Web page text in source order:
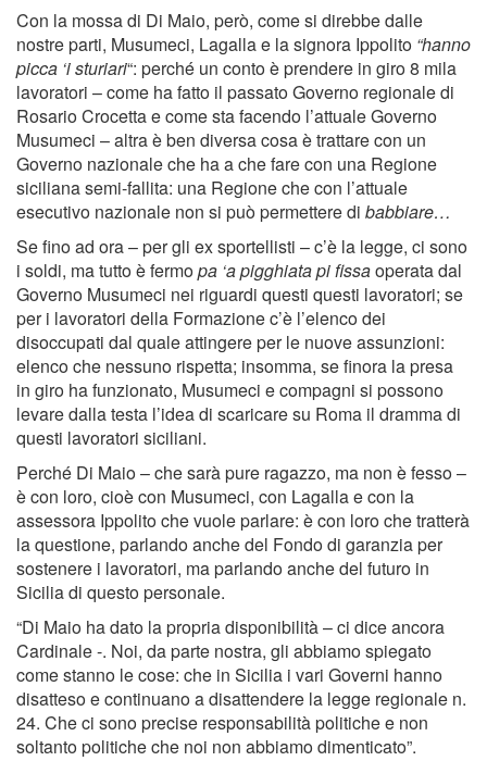
Con la mossa di Di Maio, però, come si direbbe dalle
nostre parti, Musumeci, Lagalla e la signora Ippolito “hanno
picca ‘i sturiari“: perché un conto è prendere in giro 8 mila
lavoratori – come ha fatto il passato Governo regionale di
Rosario Crocetta e come sta facendo l’attuale Governo
Musumeci – altra è ben diversa cosa è trattare con un
Governo nazionale che ha a che fare con una Regione
siciliana semi-fallita: una Regione che con l’attuale
esecutivo nazionale non si può permettere di babbiare…
Se fino ad ora – per gli ex sportellisti – c’è la legge, ci sono
i soldi, ma tutto è fermopa ‘a pigghiata pi fissaoperata dal
Governo Musumeci nei riguardi questi questi lavoratori; se
per i lavoratori della Formazione c’è l’elenco dei
disoccupati dal quale attingere per le nuove assunzioni:
elenco che nessuno rispetta; insomma, se finora la presa
in giro ha funzionato, Musumeci e compagni si possono
levare dalla testa l’idea di scaricare su Roma il dramma di
questi lavoratori siciliani.
Perché Di Maio – che sarà pure ragazzo, ma non è fesso –
è con loro, cioè con Musumeci, con Lagalla e con la
assessora Ippolito che vuole parlare: è con loro che tratterà
la questione, parlando anche del Fondo di garanzia per
sostenere i lavoratori, ma parlando anche del futuro in
Sicilia di questo personale.
“Di Maio ha dato la propria disponibilità – ci dice ancora
Cardinale -. Noi, da parte nostra, gli abbiamo spiegato
come stanno le cose: che in Sicilia i vari Governi hanno
disatteso e continuano a disattendere la legge regionale n.
24. Che ci sono precise responsabilità politiche e non
soltanto politiche che noi non abbiamo dimenticato”.